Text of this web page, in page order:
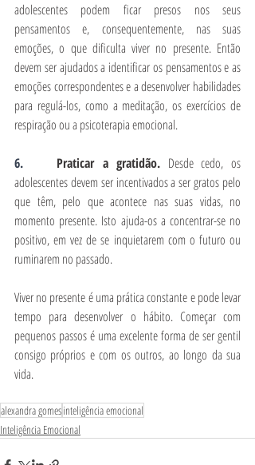
adolescentes podem ficar presos nos seus
pensamentos e, consequentemente, nas suas
emoções, o que dificulta viver no presente. Então
devem ser ajudados a identificar os pensamentos e as
emoções correspondentes e a desenvolver habilidades
para regulá-los, como a meditação, os exercícios de
respiração ou a psicoterapia emocional.
6. Praticar a gratidão. Desde cedo, os
adolescentes devem ser incentivados a ser gratos pelo
que têm, pelo que acontece nas suas vidas, no
momento presente. Isto ajuda-os a concentrar-se no
positivo, em vez de se inquietarem com o futuro ou
ruminarem no passado.
Viver no presente é uma prática constante e pode levar
tempo para desenvolver o hábito. Começar com
pequenos passos é uma excelente forma de ser gentil
consigo próprios e com os outros, ao longo da sua
vida.
alexandra gomesinteligência emocional
Inteligência Emocional